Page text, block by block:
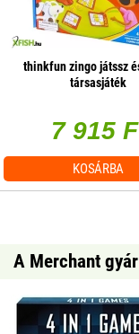
thinkfun zingo játssz
társasjáték
7 915
KOSÁRBA
A Merchant